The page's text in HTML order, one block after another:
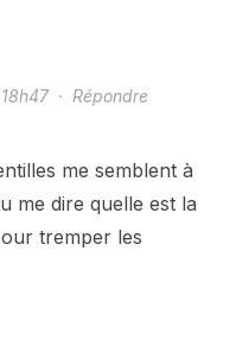
· Répondre
me semblent à
me dire quelle est la
tremper les